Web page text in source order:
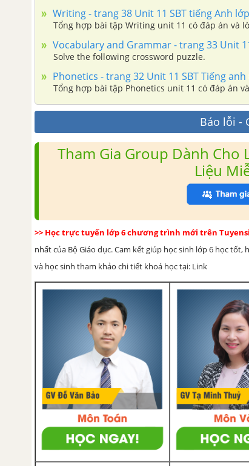
Writing - trang 38 Unit 11 SBT tiếng Anh
Tổng hợp bài tập Writing unit 11 có đáp án và
Vocabulary and Grammar - trang 33 Unit
Solve the following crossword puzzle.
Phonetics - trang 32 Unit 11 SBT Tiếng anh
Tổng hợp bài tập Phonetics unit 11 có đáp án
Báo lỗi -
Tham Gia Group Dành Cho
Liệu
>> Học trực tuyến lớp 6 chương trình mới trên
nhất của Bộ Giáo dục. Cam kết giúp học sinh lớp 6 học
và học sinh tham khảo chi tiết khoá học tại: Link